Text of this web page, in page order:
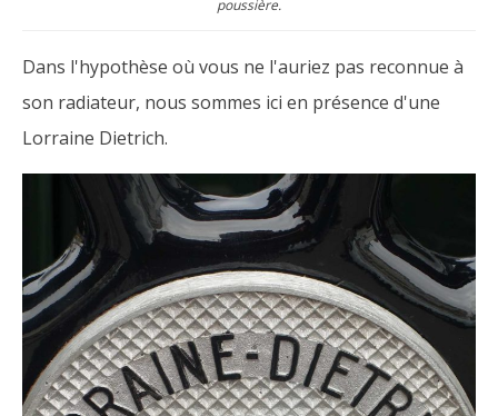
poussière.
Dans l'hypothèse où vous ne l'auriez pas reconnue à
son radiateur, nous sommes ici en présence d'une
Lorraine Dietrich.